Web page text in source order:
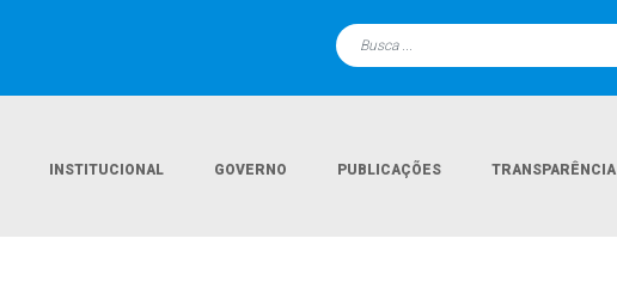
INSTITUCIONAL GOVERNO PUBLICAÇÕES TRANSPARÊNCIA